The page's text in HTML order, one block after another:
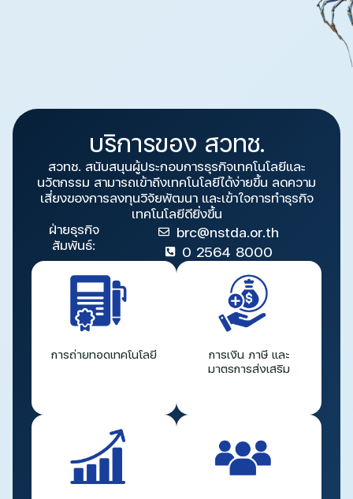
บริการของ สวทช.
สวทช. สนับสนุนผู้ประกอบการธุรกิจเทคโนโลยีและ
นวัตกรรม สามารถเข้าถึงเทคโนโลยีได้ง่ายขึ้น ลดความ
เสี่ยงของการลงทุนวิจัยพัฒนา และเข้าใจการทำธุรกิจ
เทคโนโลยีดียิ่งขึ้น
ฝ่ายธุรกิจ
สัมพันธ์:
brc@nstda.or.th
0 2564 8000
การถ่ายทอดเทคโนโลยี
การเงิน ภาษี และ
มาตรการส่งเสริม